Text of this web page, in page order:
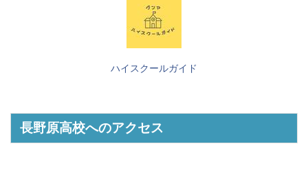
ハイスクールガイド
長野原高校へのアクセス